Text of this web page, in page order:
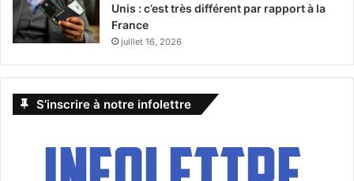
Unis : c’est très différent par rapport à la
France
juillet 16, 2026
S’inscrire à notre infolettre